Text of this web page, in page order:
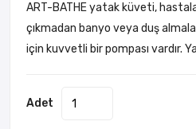
ART-BATHE yatak küveti,
çıkmadan banyo veya duş
için kuvvetli bir pompası vardır.
Adet